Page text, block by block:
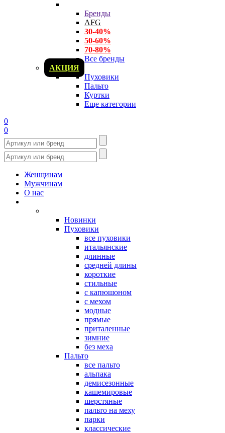
Бренды
AFG
30-40%
50-60%
70-80%
Все бренды
АКЦИЯ
Пуховики
Пальто
Куртки
Еще категории
0
0
Женщинам
Мужчинам
О нас
Новинки
Пуховики
все пуховики
итальянские
длинные
средней длины
короткие
стильные
с капюшоном
с мехом
модные
прямые
приталенные
зимние
без меха
Пальто
все пальто
альпака
демисезонные
кашемировые
шерстяные
пальто на меху
парки
классические